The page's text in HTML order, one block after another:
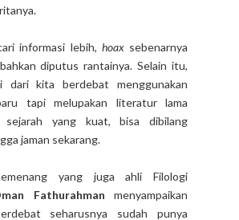
informasi lebih, hoaxsebenarnya
diputus rantainya. Selain itu,
dari kita berdebat menggunakan
tapi melupakan literatur lama
sejarah yang kuat, bisa dibilang
jaman sekarang.
yang juga ahli Filologi
Fathurahmanmenyampaikan
seharusnya sudah punya